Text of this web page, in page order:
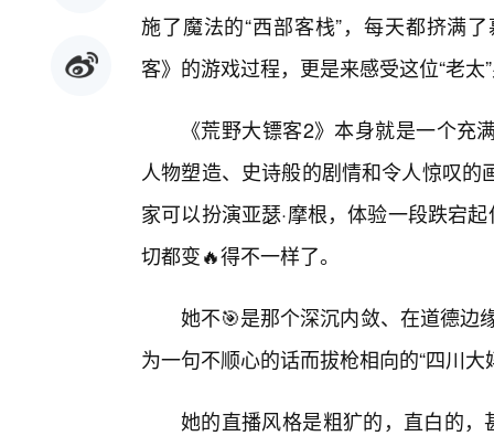
施了魔法的“西部客栈”，每天都挤满
客》的游戏过程，更是来感受这位“老
《荒野大镖客2》本身就是一个
人物塑造、史诗般的剧情和令人惊叹
家可以扮演亚瑟·摩根，体验一段跌宕
切都变🔥得不一样了。
她不🎯是那个深沉内敛、在道德边
为一句不顺心的话而拔枪相向的“四川大
她的直播风格是粗犷的，直白的，